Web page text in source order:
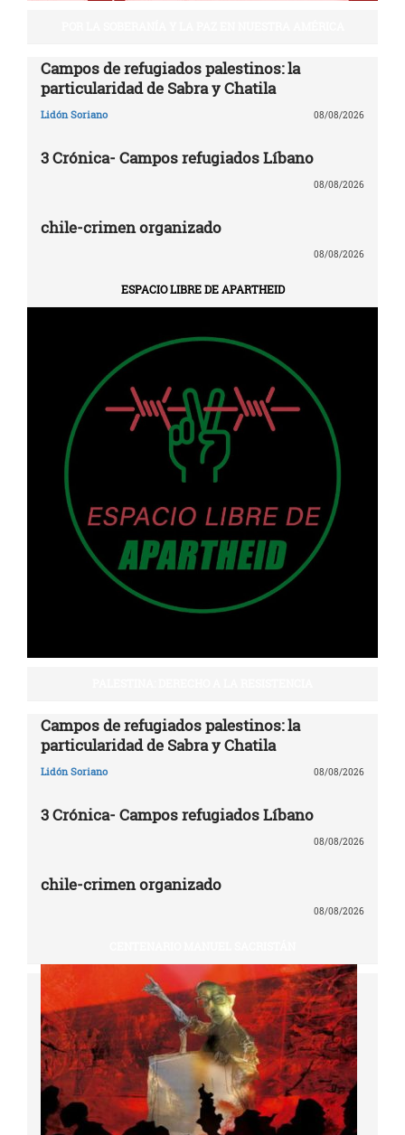
Campos de refugiados palestinos: la
particularidad de Sabra y Chatila
Lidón Soriano 08/08/2026
3 Crónica- Campos refugiados Líbano
08/08/2026
chile-crimen organizado
08/08/2026
ESPACIO LIBRE DE APARTHEID
Campos de refugiados palestinos: la
particularidad de Sabra y Chatila
Lidón Soriano 08/08/2026
3 Crónica- Campos refugiados Líbano
08/08/2026
chile-crimen organizado
08/08/2026